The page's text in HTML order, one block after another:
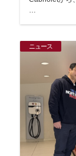
ニュース